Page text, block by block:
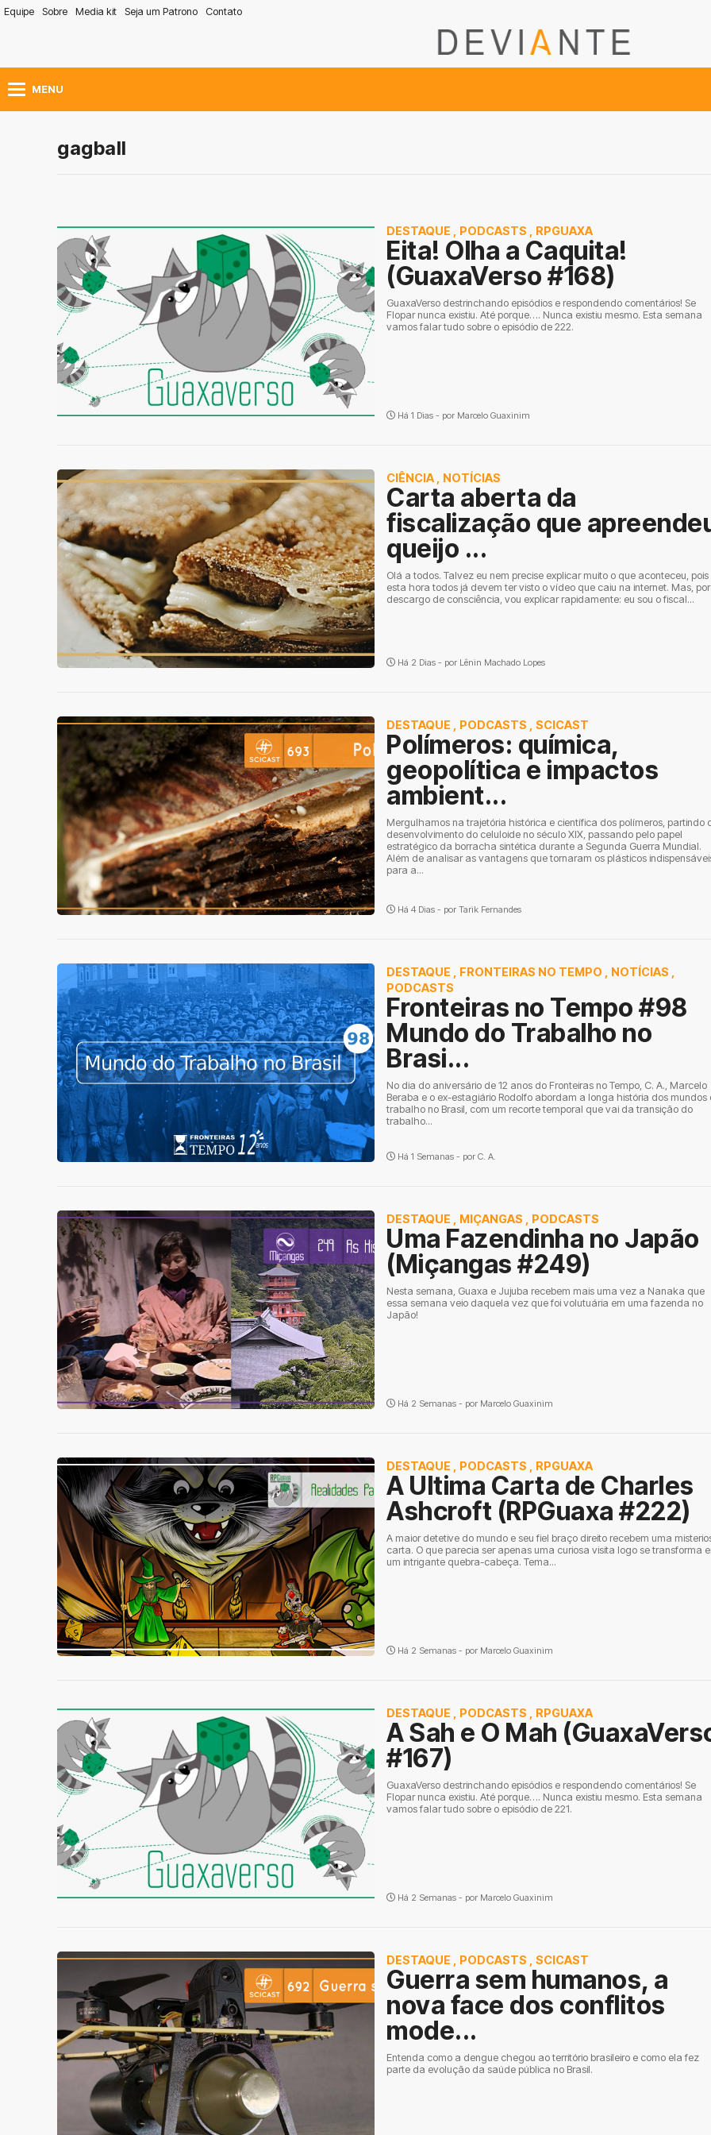
Equipe Sobre Media kit Seja um Patrono Contato
MENU
gagball
DESTAQUE PODCASTS RPGUAXA
Eita! Olha a Caquita!
(GuaxaVerso #168)
GuaxaVerso destrinchando episódios e respondendo comentários! Se
Flopar nunca existiu. Até porque…. Nunca existiu mesmo. Esta semana
vamos falar tudo sobre o episódio de 222.
Há 1 Dias - por Marcelo Guaxinim
CIÊNCIA NOTÍCIAS
Carta aberta da
fiscalização que
queijo ...
Olá a todos. Talvez eu nem precise explicar muito o que aconteceu, pois
esta hora todos já devem ter visto o vídeo que caiu na internet. Mas, por
descargo de consciência, vou explicar rapidamente: eu sou o fiscal...
Há 2 Dias - por Lênin Machado Lopes
DESTAQUE PODCASTS SCICAST
Polímeros: química,
geopolítica e impactos
ambient...
Mergulhamos na trajetória histórica e científica dos polímeros, partindo
desenvolvimento do celuloide no século XIX, passando pelo papel
estratégico da borracha sintética durante a Segunda Guerra Mundial.
Além de analisar as vantagens que tornaram os plásticos
para a...
Há 4 Dias - por Tarik Fernandes
DESTAQUE FRONTEIRAS NO TEMPO NOTÍCIAS
PODCASTS
Fronteiras no Tempo #98
Mundo do Trabalho no
Brasi...
No dia do aniversário de 12 anos do Fronteiras no Tempo, C. A., Marcelo
Beraba e o ex-estagiário Rodolfo abordam a longa história dos mundos
trabalho no Brasil, com um recorte temporal que vai da transição do
trabalho...
Há 1 Semanas - por C. A.
DESTAQUE MIÇANGAS PODCASTS
Uma Fazendinha no Japão
(Miçangas #249)
Nesta semana, Guaxa e Jujuba recebem mais uma vez a Nanaka que
essa semana veio daquela vez que foi volutuária em uma fazenda no
Japão!
Há 2 Semanas - por Marcelo Guaxinim
DESTAQUE PODCASTS RPGUAXA
A Ultima Carta de Charles
Ashcroft (RPGuaxa #222)
A maior detetive do mundo e seu fiel braço direito recebem uma
carta. O que parecia ser apenas uma curiosa visita logo se transforma
um intrigante quebra-cabeça. Tema...
Há 2 Semanas - por Marcelo Guaxinim
DESTAQUE PODCASTS RPGUAXA
A Sah e O Mah
#167)
GuaxaVerso destrinchando episódios e respondendo comentários! Se
Flopar nunca existiu. Até porque…. Nunca existiu mesmo. Esta semana
vamos falar tudo sobre o episódio de 221.
Há 2 Semanas - por Marcelo Guaxinim
DESTAQUE PODCASTS SCICAST
Guerra sem humanos, a
nova face dos conflitos
mode...
Entenda como a dengue chegou ao território brasileiro e como ela fez
parte da evolução da saúde pública no Brasil.